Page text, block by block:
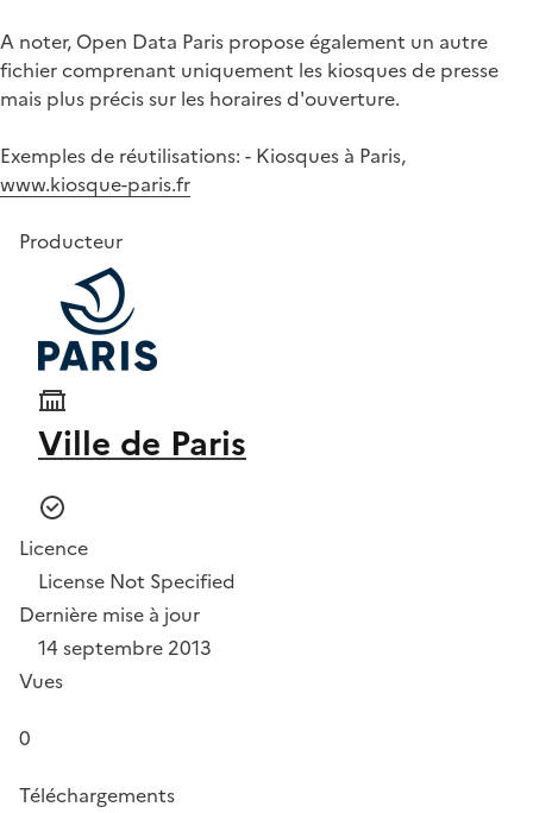
A noter, Open Data Paris propose également un autre
fichier comprenant uniquement les kiosques de presse
mais plus précis sur les horaires d'ouverture.
Exemples de réutilisations: - Kiosques à Paris,
www.kiosque-paris.fr
Producteur
Ville de Paris
Licence
License Not Specified
Dernière mise à jour
14 septembre 2013
Vues
0
Téléchargements